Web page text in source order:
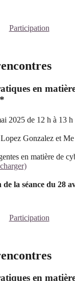
Participation
en
2025 de 12 h à 13 h
Gonzalez et
en matière de
la séance du 28
Participation
en